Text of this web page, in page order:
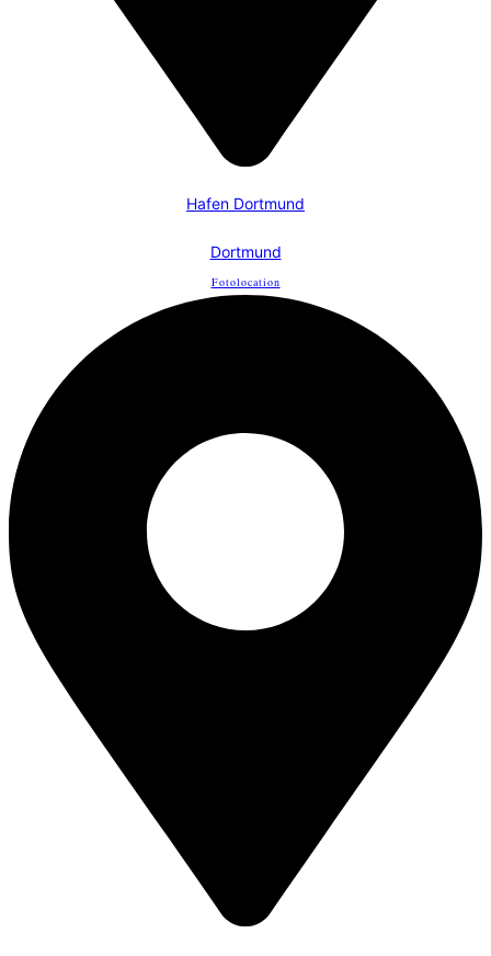
Hafen Dortmund
Dortmund
Fotolocation